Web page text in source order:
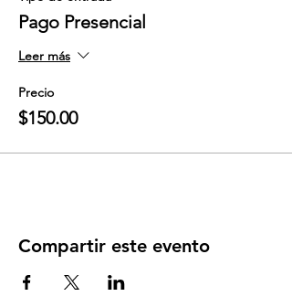
Pago Presencial
Leer más
Precio
$150.00
Compartir este evento